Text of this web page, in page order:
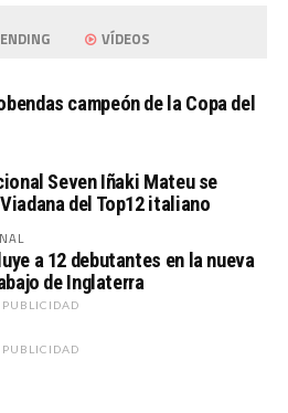
VÍDEOS
campeón de la Copa del
Seven Iñaki Mateu se
del Top12 italiano
a 12 debutantes en la nueva
de Inglaterra
PUBLICIDAD
PUBLICIDAD